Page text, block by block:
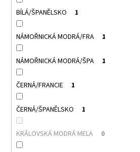
BÍLÁ/ŠPANĚLSKO 1
NÁMOŘNICKÁ MODRÁ/FRA 1
NÁMOŘNICKÁ MODRÁ/ŠPA 1
ČERNÁ/FRANCIE 1
ČERNÁ/ŠPANĚLSKO 1
KRÁLOVSKÁ MODRÁ MELA 0